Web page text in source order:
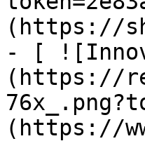
(https://
- [
(https://
(https://